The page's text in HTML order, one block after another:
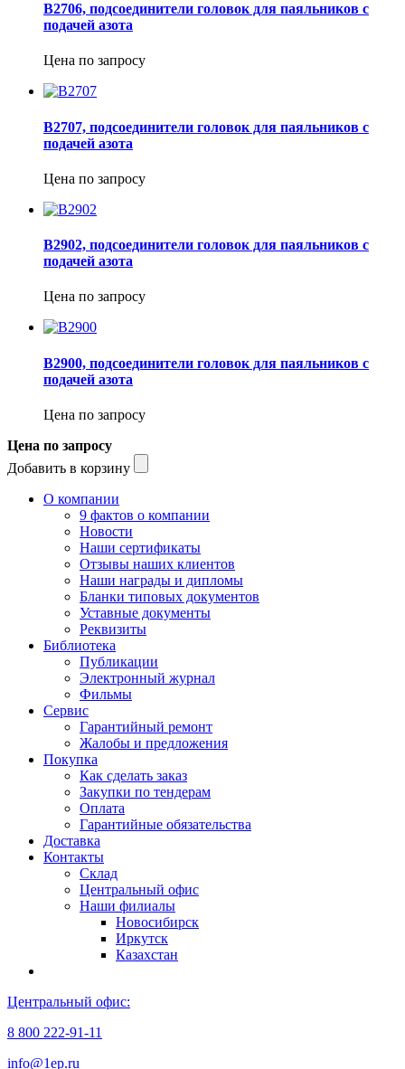
B2706, подсоединители головок для паяльников с
подачей азота
Цена по запросу
B2707, подсоединители головок для паяльников с
подачей азота
Цена по запросу
B2902, подсоединители головок для паяльников с
подачей азота
Цена по запросу
B2900, подсоединители головок для паяльников с
подачей азота
Цена по запросу
Цена по запросу
Добавить в корзину
О компании
9 фактов о компании
Новости
Наши сертификаты
Отзывы наших клиентов
Наши награды и дипломы
Бланки типовых документов
Уставные документы
Реквизиты
Библиотека
Публикации
Электронный журнал
Фильмы
Сервис
Гарантийный ремонт
Жалобы и предложения
Покупка
Как сделать заказ
Закупки по тендерам
Оплата
Гарантийные обязательства
Доставка
Контакты
Склад
Центральный офис
Наши филиалы
Новосибирск
Иркутск
Казахстан
Центральный офис:
8 800 222-91-11
info@1ep.ru